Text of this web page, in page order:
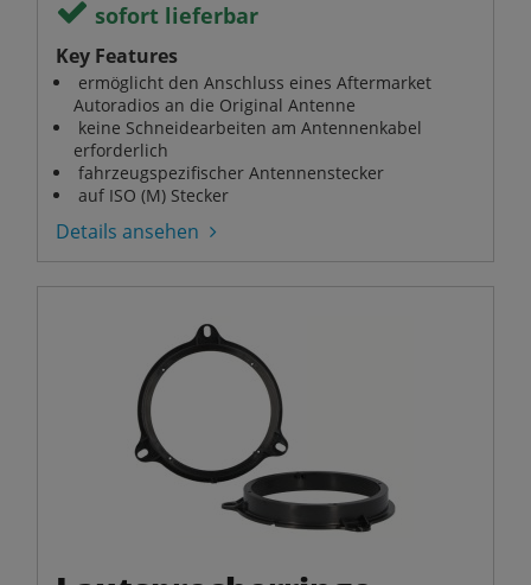
sofort lieferbar
Key Features
ermöglicht den Anschluss eines Aftermarket
Autoradios an die Original Antenne
keine Schneidearbeiten am Antennenkabel
erforderlich
fahrzeugspezifischer Antennenstecker
auf ISO (M) Stecker
Details ansehen